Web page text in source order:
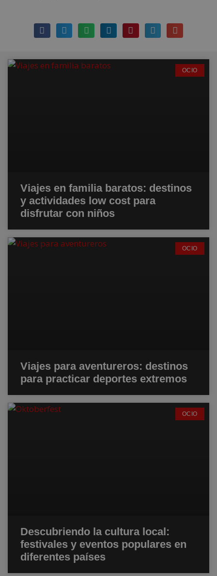
OCIO
Viajes en familia baratos: destinos
y actividades low cost para
disfrutar con niños
OCIO
Viajes para aventureros: destinos
para practicar deportes extremos
OCIO
Descubriendo la cultura local:
festivales y eventos populares en
diferentes países